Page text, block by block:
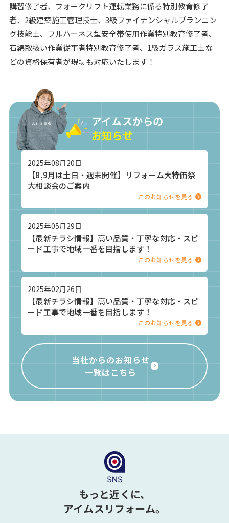
講習修了者、フォークリフト運転業務に係る特別教育修了
者、2級建築施工管理技士、3級ファイナンシャルプランニン
グ技能士、フルハーネス型安全帯使用作業特別教育修了者、
石綿取扱い作業従事者特別教育修了者、1級ガラス施工士な
どの資格保有者が現場も対応いたします！
アイムスからの
お知らせ
2025年08月20日
【8,9月は土日・週末開催】リフォーム大特価祭
大相談会のご案内
このお知らせを見る
2025年05月29日
【最新チラシ情報】高い品質・丁寧な対応・スピ
ード工事で地域一番を目指します！
このお知らせを見る
2025年02月26日
【最新チラシ情報】高い品質・丁寧な対応・スピ
ード工事で地域一番を目指します！
このお知らせを見る
当社からのお知らせ
一覧はこちら
もっと近くに、
アイムスリフォーム。